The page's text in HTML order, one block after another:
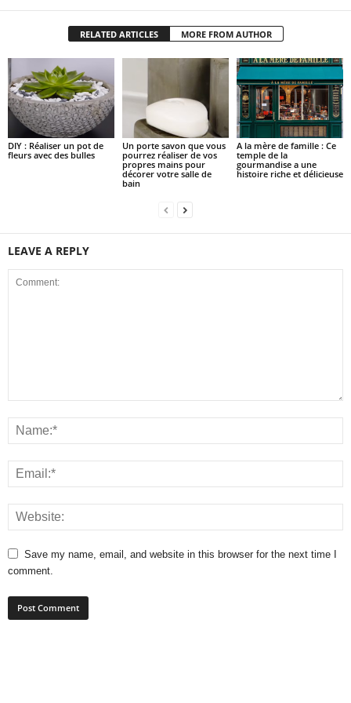
RELATED ARTICLES MORE FROM AUTHOR
DIY : Réaliser un pot de
fleurs avec des bulles
Un porte savon que vous
pourrez réaliser de vos
propres mains pour
décorer votre salle de
bain
A la mère de famille : Ce
temple de la
gourmandise a une
histoire riche et délicieuse
LEAVE A REPLY
Save my name, email, and website in this browser for the next time I
comment.